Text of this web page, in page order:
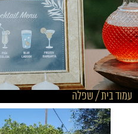
עמוד בית/שפלה